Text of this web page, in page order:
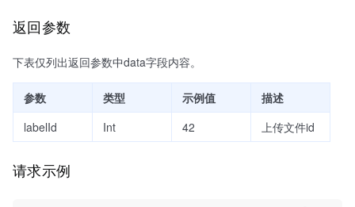
返回参数
下表仅列出返回参数中data字段内容。
参数 类型 示例值
描述
labelId
Int 42 上传文件id
请求示例